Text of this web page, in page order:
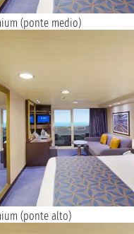
(ponte medio)
(ponte alto)